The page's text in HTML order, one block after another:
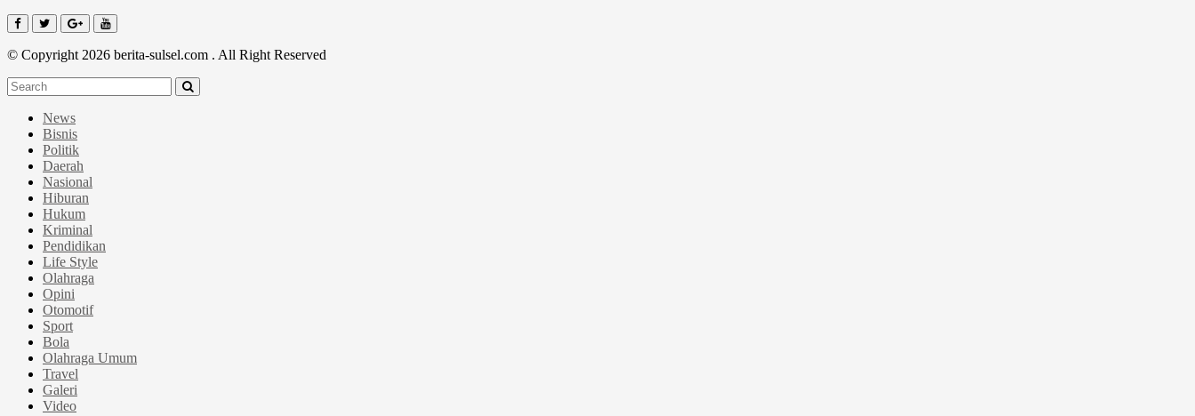
© Copyright 2026 berita-sulsel.com . All Right Reserved
News
Bisnis
Politik
Daerah
Nasional
Hiburan
Hukum
Kriminal
Pendidikan
Life Style
Olahraga
Opini
Otomotif
Sport
Bola
Olahraga Umum
Travel
Galeri
Video